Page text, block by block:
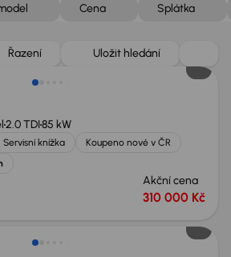
Cena Splátka
Řazení Uložit hledání
Kč
2.0 TDI85 kW
Servisní knížka
Koupeno nové v ČR
Akční cena
310 000 Kč
Kč